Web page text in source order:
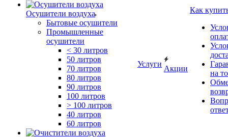
Осушители воздуха
Бытовые осушители
Промышленные
осушители
< 30 литров
50 литров
70 литров
80 литров
90 литров
100 литров
> 100 литров
40 литров
60 литров
Услуги
Акции
Как
на